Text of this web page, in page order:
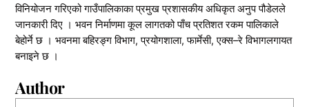
विनियोजन गरिएको गाउँपालिकाका प्रमुख प्रशासकीय अधिकृत अनुप पौडेलले
जानकारी दिए । भवन निर्माणमा कूल लागतको पाँच प्रतिशत रकम पालिकाले
बेहोर्ने छ । भवनमा बहिरङ्ग विभाग, प्रयोगशाला, फार्मेसी, एक्स–रे विभागलगायत
बनाइने छ ।
Author